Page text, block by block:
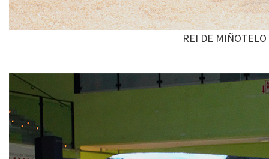
REI DE MIÑOTELO